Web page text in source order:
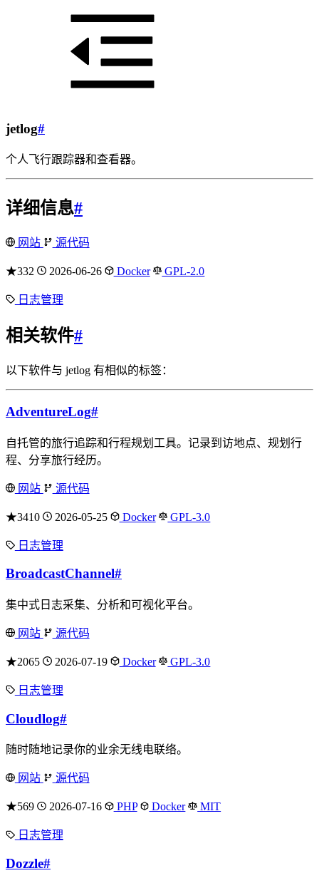
jetlog#
个人飞行跟踪器和查看器。
详细信息#
网站 源代码
★332 2026-06-26 Docker GPL-2.0
日志管理
相关软件#
以下软件与 jetlog 有相似的标签：
AdventureLog#
自托管的旅行追踪和行程规划工具。记录到访地点、规划行
程、分享旅行经历。
网站 源代码
★3410 2026-05-25 Docker GPL-3.0
日志管理
BroadcastChannel#
集中式日志采集、分析和可视化平台。
网站 源代码
★2065 2026-07-19 Docker GPL-3.0
日志管理
Cloudlog#
随时随地记录你的业余无线电联络。
网站 源代码
★569 2026-07-16 PHP Docker MIT
日志管理
Dozzle#